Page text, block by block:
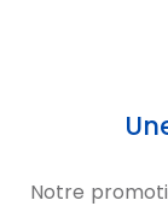
Notre